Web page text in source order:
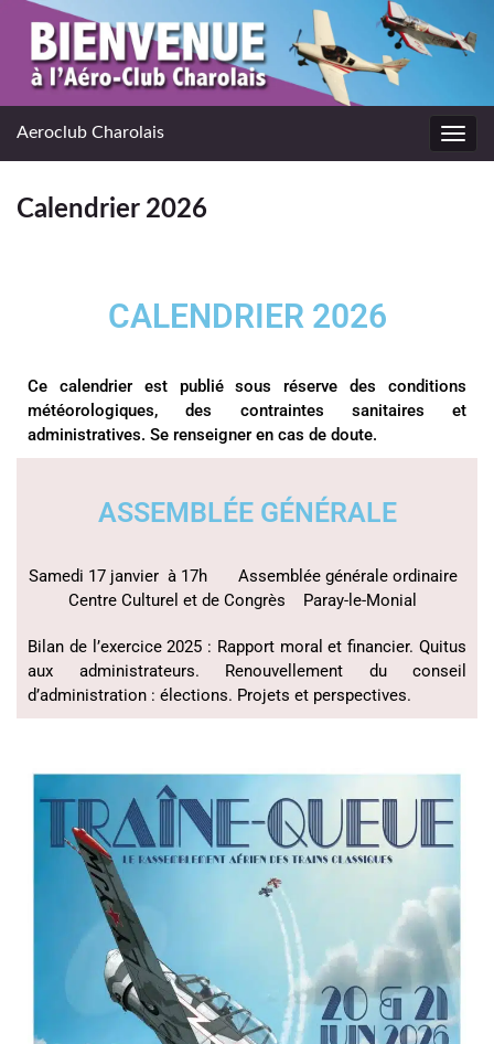
Aeroclub Charolais
Calendrier 2026
CALENDRIER 2026
Ce calendrier est publié sous réserve des conditions
météorologiques, des contraintes sanitaires et
administratives. Se renseigner en cas de doute.
ASSEMBLÉE GÉNÉRALE
Samedi 17 janvier à 17h Assemblée générale ordinaire
Centre Culturel et de Congrès Paray-le-Monial
Bilan de l’exercice 2025 : Rapport moral et financier. Quitus
aux administrateurs. Renouvellement du conseil
d’administration : élections. Projets et perspectives.